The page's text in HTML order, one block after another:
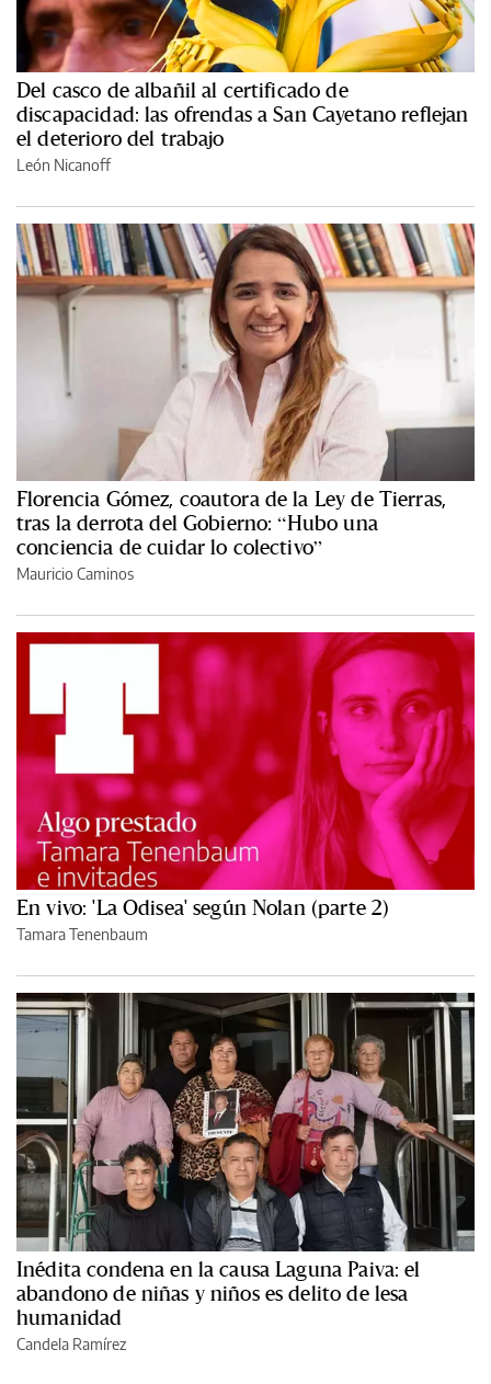
Del casco de albañil al certificado de
discapacidad: las ofrendas a San Cayetano reflejan
el deterioro del trabajo
León Nicanoff
Florencia Gómez, coautora de la Ley de Tierras,
tras la derrota del Gobierno: “Hubo una
conciencia de cuidar lo colectivo”
Mauricio Caminos
En vivo: 'La Odisea' según Nolan (parte 2)
Tamara Tenenbaum
Inédita condena en la causa Laguna Paiva: el
abandono de niñas y niños es delito de lesa
humanidad
Candela Ramírez